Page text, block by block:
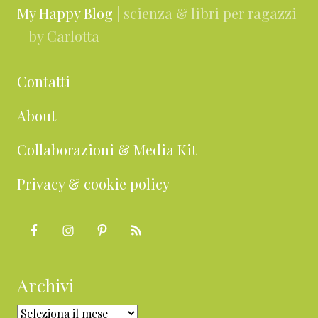
My Happy Blog | scienza & libri per ragazzi
– by Carlotta
Contatti
About
Collaborazioni & Media Kit
Privacy & cookie policy
Archivi
Archivi